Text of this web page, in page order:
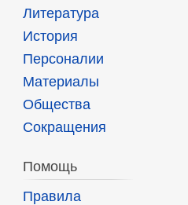
Литература
История
Персоналии
Материалы
Общества
Сокращения
Помощь
Правила